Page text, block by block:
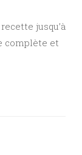
jusqu’à
complète et